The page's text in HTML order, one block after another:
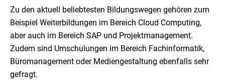
Zu den aktuell beliebtesten Bildungswegen gehören zum
Beispiel Weiterbildungen im Bereich Cloud Computing,
aber auch im Bereich SAP und Projektmanagement.
Zudem sind Umschulungen im Bereich Fachinformatik,
Büromanagement oder Mediengestaltung ebenfalls sehr
gefragt.